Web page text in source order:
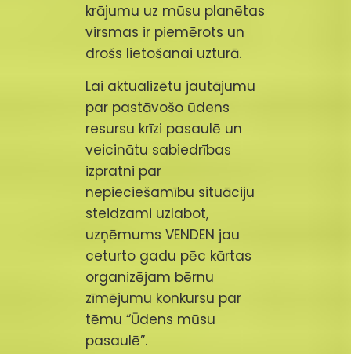
krājumu uz mūsu planētas
virsmas ir piemērots un
drošs lietošanai uzturā.
Lai aktualizētu jautājumu
par pastāvošo ūdens
resursu krīzi pasaulē un
veicinātu sabiedrības
izpratni par
nepieciešamību situāciju
steidzami uzlabot,
uzņēmums VENDEN jau
ceturto gadu pēc kārtas
organizējam bērnu
zīmējumu konkursu par
tēmu “Ūdens mūsu
pasaulē”.